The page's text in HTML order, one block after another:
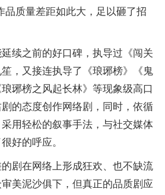
品质量差距如此大，足以砸了招
续之前的好口碑，执导过《闯关
，又接连执导了《琅琊榜》《鬼
琊榜之风起长林》等现象级高口
的态度创作网络剧，同时，依循
用轻松的叙事手法，与社交媒体
好的呼应。
剧在网络上形成狂欢、也不缺流
美泥沙俱下，但真正的品质剧应